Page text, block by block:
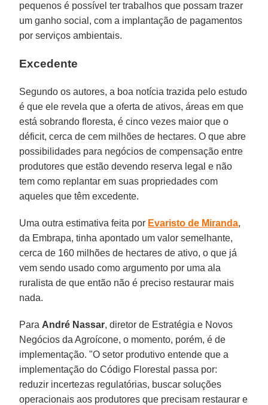
pequenos é possível ter trabalhos que possam trazer
um ganho social, com a implantação de pagamentos
por serviços ambientais.
Excedente
Segundo os autores, a boa notícia trazida pelo estudo
é que ele revela que a oferta de ativos, áreas em que
está sobrando floresta, é cinco vezes maior que o
déficit, cerca de cem milhões de hectares. O que abre
possibilidades para negócios de compensação entre
produtores que estão devendo reserva legal e não
tem como replantar em suas propriedades com
aqueles que têm excedente.
Uma outra estimativa feita por Evaristo de Miranda,
da Embrapa, tinha apontado um valor semelhante,
cerca de 160 milhões de hectares de ativo, o que já
vem sendo usado como argumento por uma ala
ruralista de que então não é preciso restaurar mais
nada.
Para André Nassar, diretor de Estratégia e Novos
Negócios da Agroícone, o momento, porém, é de
implementação. "O setor produtivo entende que a
implementação do Código Florestal passa por:
reduzir incertezas regulatórias, buscar soluções
operacionais aos produtores que precisam restaurar e